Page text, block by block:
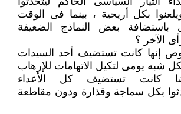
بكل أريحية ، بينما فى الوقت
باستضافة بعض النماذج الضعيفة
الآخر ؟
إنها كانت تستضيف أحد السيدات
شبه يومى لتكيل الاتهامات للإرهاب
كانت تستضيف كل الأعداء
بكل سماجة وقذارة ودون مقاطعة